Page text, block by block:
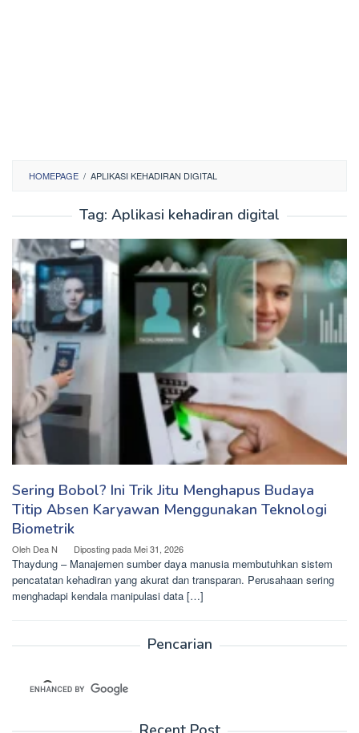
HOMEPAGE / APLIKASI KEHADIRAN DIGITAL
Tag: Aplikasi kehadiran digital
Sering Bobol? Ini Trik Jitu Menghapus Budaya
Titip Absen Karyawan Menggunakan Teknologi
Biometrik
Oleh Dea N Diposting padaMei 31, 2026
Thaydung – Manajemen sumber daya manusia membutuhkan sistem
pencatatan kehadiran yang akurat dan transparan. Perusahaan sering
menghadapi kendala manipulasi data […]
Pencarian